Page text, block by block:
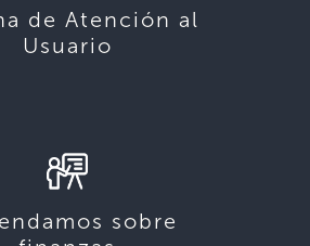
de Atención al
Usuario
sobre